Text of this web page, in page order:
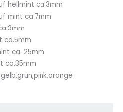
hellmint ca.3mm
mint ca.7mm
ca.5mm
ca. 25mm
ca.35mm